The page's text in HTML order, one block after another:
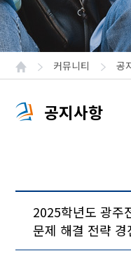
커뮤니티 공
공지사항
2025학년도 광주
문제 해결 전략 경